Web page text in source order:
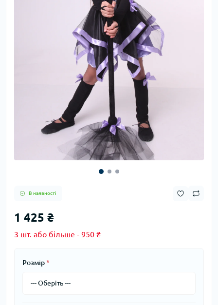
В наявності
1 425 ₴
3 шт. або більше - 950 ₴
Розмір*